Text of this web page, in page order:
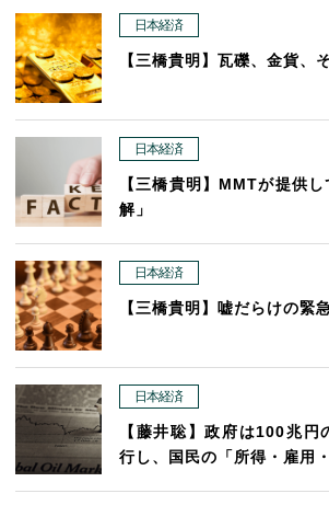
日本経済
【三橋貴明】瓦礫、金貨、
日本経済
【三橋貴明】MMTが提供
解」
日本経済
【三橋貴明】嘘だらけの緊
日本経済
【藤井聡】政府は100兆円
行し、国民の「所得・雇用